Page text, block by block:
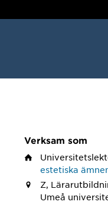
Verksam som
estetiska
Z,
Umeå